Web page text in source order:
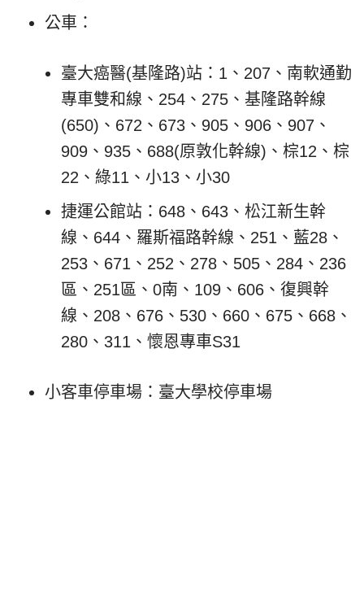
公車：
臺大癌醫(基隆路)站：1、207、南軟通勤
專車雙和線、254、275、基隆路幹線
(650)、672、673、905、906、907、
909、935、688(原敦化幹線)、棕12、棕
22、綠11、小13、小30
捷運公館站：648、643、松江新生幹
線、644、羅斯福路幹線、251、藍28、
253、671、252、278、505、284、236
區、251區、0南、109、606、復興幹
線、208、676、530、660、675、668、
280、311、懷恩專車S31
小客車停車場：臺大學校停車場